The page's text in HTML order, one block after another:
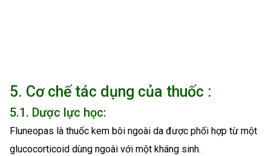
5. Cơ chế tác dụng của thuốc :
5.1. Dược lực học:
Fluneopas là thuốc kem bôi ngoài da được phối hợp từ một
glucocorticoid dùng ngoài với một kháng sinh.